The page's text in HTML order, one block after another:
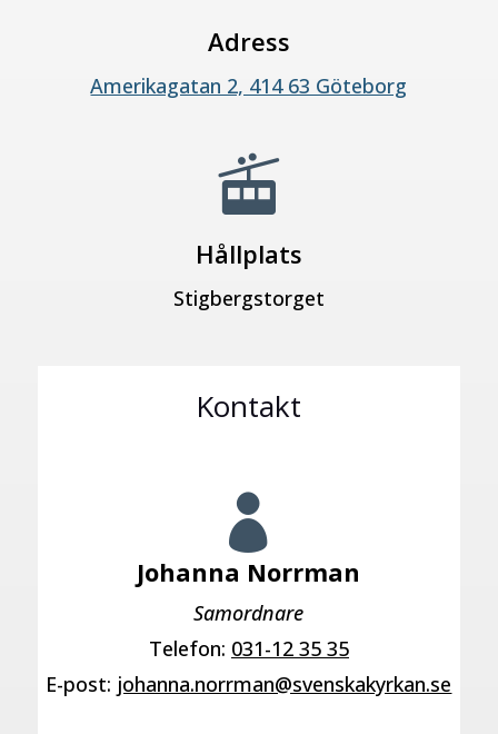
Adress
Amerikagatan 2, 414 63 Göteborg

Hållplats
Stigbergstorget
Kontakt

Johanna Norrman
Samordnare
Telefon: 031-12 35 35
E-post: johanna.norrman@svenskakyrkan.se